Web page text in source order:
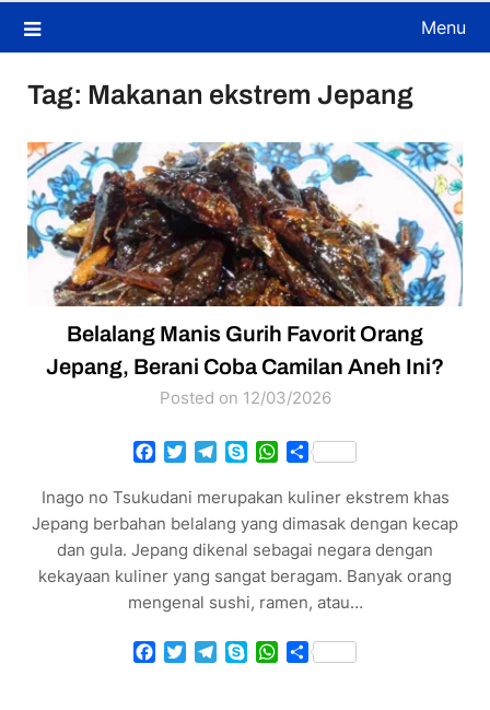
Menu
Tag: Makanan ekstrem Jepang
Belalang Manis Gurih Favorit Orang
Jepang, Berani Coba Camilan Aneh Ini?
Posted on 12/03/2026
Facebook
TwitterTelegram
SkypeWhatsApp
Share
Inago no Tsukudani merupakan kuliner ekstrem khas
Jepang berbahan belalang yang dimasak dengan kecap
dan gula. Jepang dikenal sebagai negara dengan
kekayaan kuliner yang sangat beragam. Banyak orang
mengenal sushi, ramen, atau…
Facebook
TwitterTelegram
SkypeWhatsApp
Share